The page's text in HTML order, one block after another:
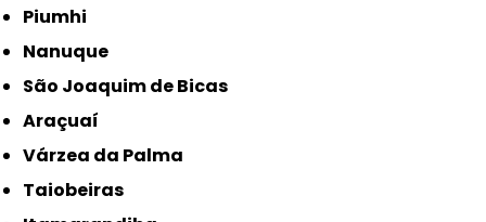
Piumhi
Nanuque
São Joaquim de Bicas
Araçuaí
Várzea da Palma
Taiobeiras